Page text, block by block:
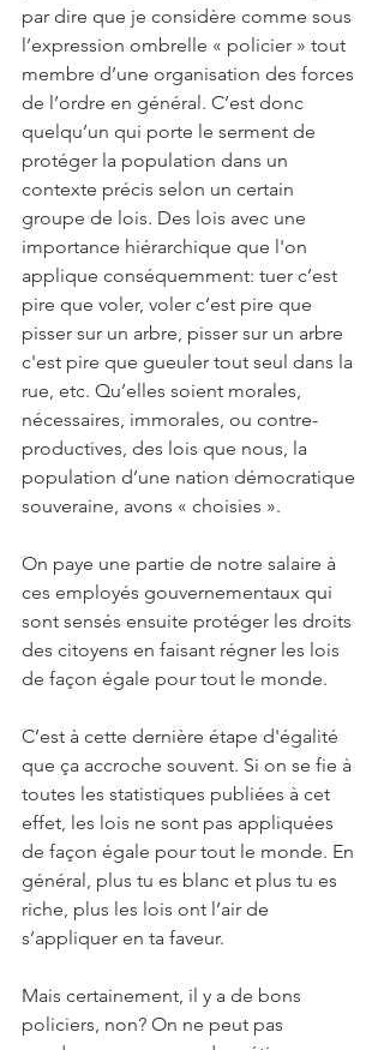
par dire que je considère comme sous
l’expression ombrelle « policier » tout
membre d’une organisation des forces
de l’ordre en général. C’est donc
quelqu’un qui porte le serment de
protéger la population dans un
contexte précis selon un certain
groupe de lois. Des lois avec une
importance hiérarchique que l'on
applique conséquemment: tuer c’est
pire que voler, voler c’est pire que
pisser sur un arbre, pisser sur un arbre
c'est pire que gueuler tout seul dans la
rue, etc. Qu’elles soient morales,
nécessaires, immorales, ou contre-
productives, des lois que nous, la
population d’une nation démocratique
souveraine, avons « choisies ».
On paye une partie de notre salaire à
ces employés gouvernementaux qui
sont sensés ensuite protéger les droits
des citoyens en faisant régner les lois
de façon égale pour tout le monde.
C’est à cette dernière étape d'égalité
que ça accroche souvent. Si on se fie à
toutes les statistiques publiées à cet
effet, les lois ne sont pas appliquées
de façon égale pour tout le monde. En
général, plus tu es blanc et plus tu es
riche, plus les lois ont l’air de
s’appliquer en ta faveur.
Mais certainement, il y a de bons
policiers, non? On ne peut pas